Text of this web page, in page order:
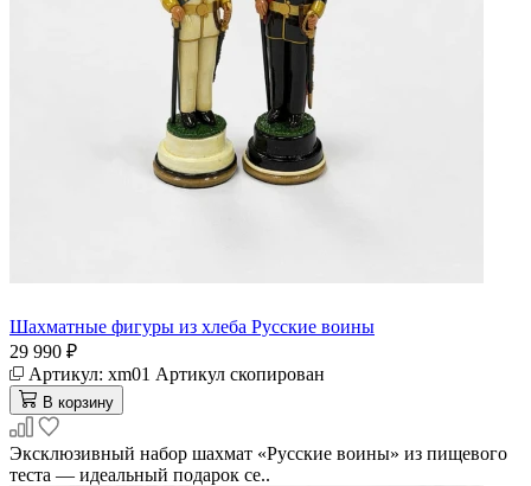
Шахматные фигуры из хлеба Русские воины
29 990 ₽
Артикул: xm01 Артикул скопирован
В корзину
Эксклюзивный набор шахмат «Русские воины» из пищевого
теста — идеальный подарок се..